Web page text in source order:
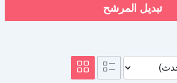
تبديل المرشح